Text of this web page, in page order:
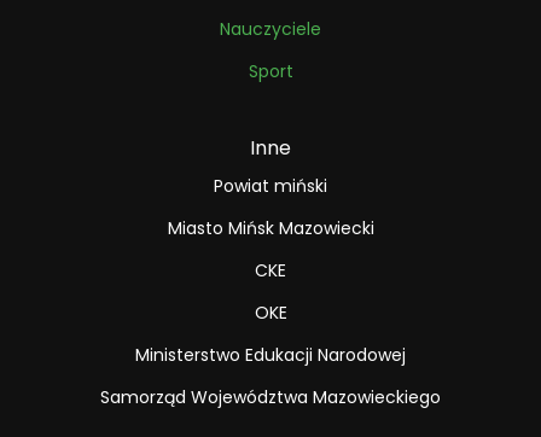
Nauczyciele
Sport
Inne
Powiat miński
Miasto Mińsk Mazowiecki
CKE
OKE
Ministerstwo Edukacji Narodowej
Samorząd Województwa Mazowieckiego